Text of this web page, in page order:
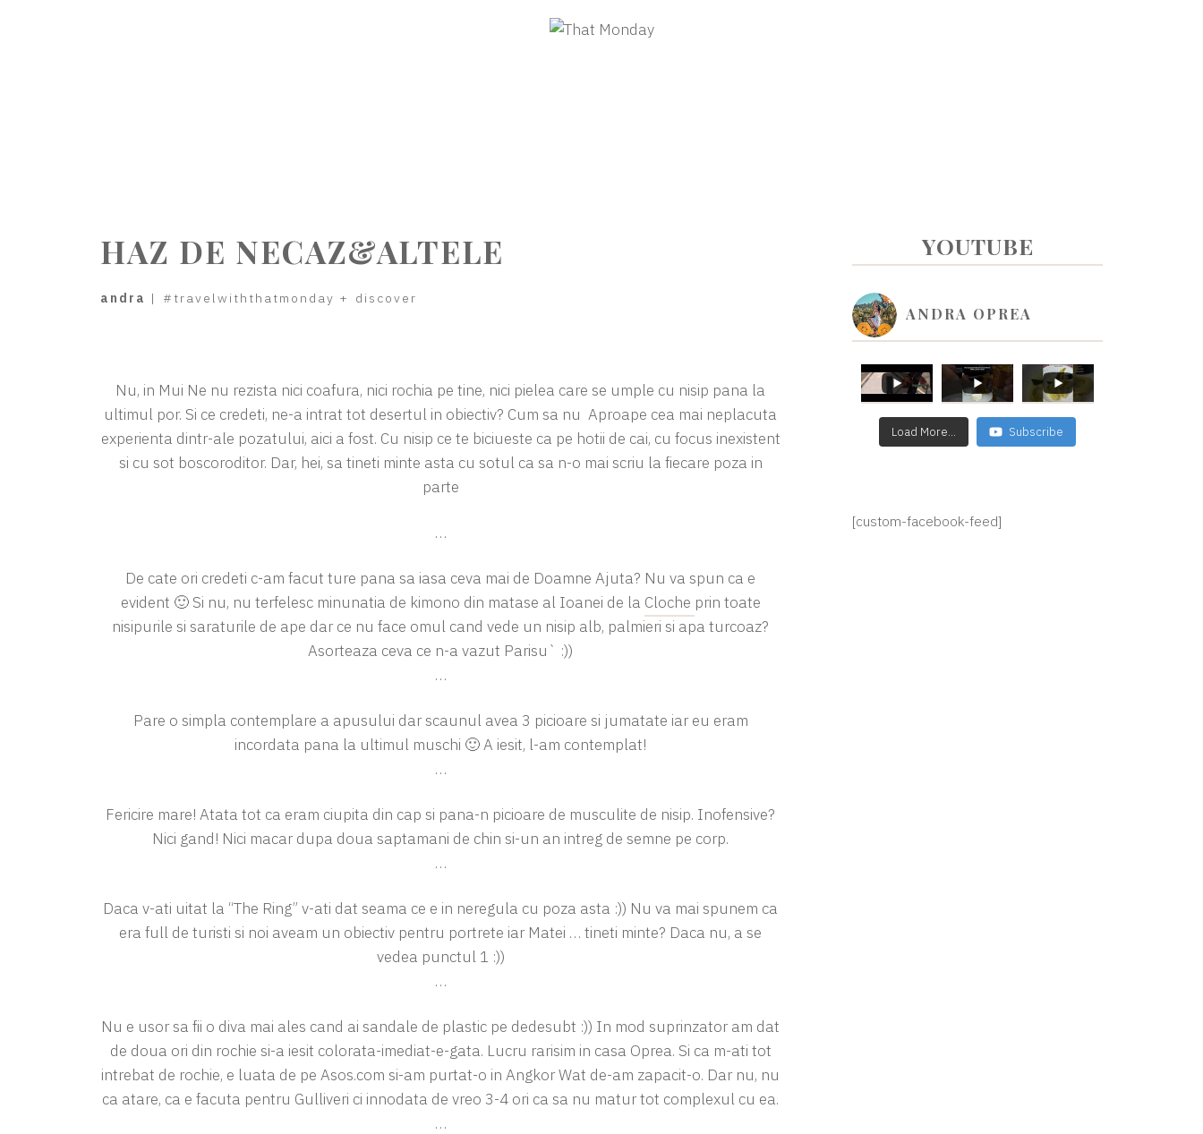
HAZ DE NECAZ&ALTELE
andra | #travelwiththatmonday + discover
Nu, in Mui Ne nu rezista nici coafura, nici rochia pe tine, nici pielea care se umple cu nisip pana la
ultimul por. Si ce credeti, ne-a intrat tot desertul in obiectiv? Cum sa nu Aproape cea mai neplacuta
experienta dintr-ale pozatului, aici a fost. Cu nisip ce te biciueste ca pe hotii de cai, cu focus inexistent
si cu sot boscoroditor. Dar, hei, sa tineti minte asta cu sotul ca sa n-o mai scriu la fiecare poza in
parte
…
De cate ori credeti c-am facut ture pana sa iasa ceva mai de Doamne Ajuta? Nu va spun ca e
evident 🙂 Si nu, nu terfelesc minunatia de kimono din matase al Ioanei de la Cloche prin toate
nisipurile si saraturile de ape dar ce nu face omul cand vede un nisip alb, palmieri si apa turcoaz?
Asorteaza ceva ce n-a vazut Parisu` :))
…
Pare o simpla contemplare a apusului dar scaunul avea 3 picioare si jumatate iar eu eram
incordata pana la ultimul muschi 🙂 A iesit, l-am contemplat!
…
Fericire mare! Atata tot ca eram ciupita din cap si pana-n picioare de musculite de nisip. Inofensive?
Nici gand! Nici macar dupa doua saptamani de chin si-un an intreg de semne pe corp.
…
Daca v-ati uitat la “The Ring” v-ati dat seama ce e in neregula cu poza asta :)) Nu va mai spunem ca
era full de turisti si noi aveam un obiectiv pentru portrete iar Matei … tineti minte? Daca nu, a se
vedea punctul 1 :))
…
Nu e usor sa fii o diva mai ales cand ai sandale de plastic pe dedesubt :)) In mod suprinzator am dat
de doua ori din rochie si-a iesit colorata-imediat-e-gata. Lucru rarisim in casa Oprea. Si ca m-ati tot
intrebat de rochie, e luata de pe Asos.com si-am purtat-o in Angkor Wat de-am zapacit-o. Dar nu, nu
ca atare, ca e facuta pentru Gulliveri ci innodata de vreo 3-4 ori ca sa nu matur tot complexul cu ea.
…
PRIMARY
SIDEBAR
YOUTUBE
ANDRA OPREA
Load More... Subscribe
[custom-facebook-feed]